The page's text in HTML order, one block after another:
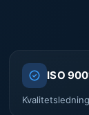
ISO
Kvalitetsledning